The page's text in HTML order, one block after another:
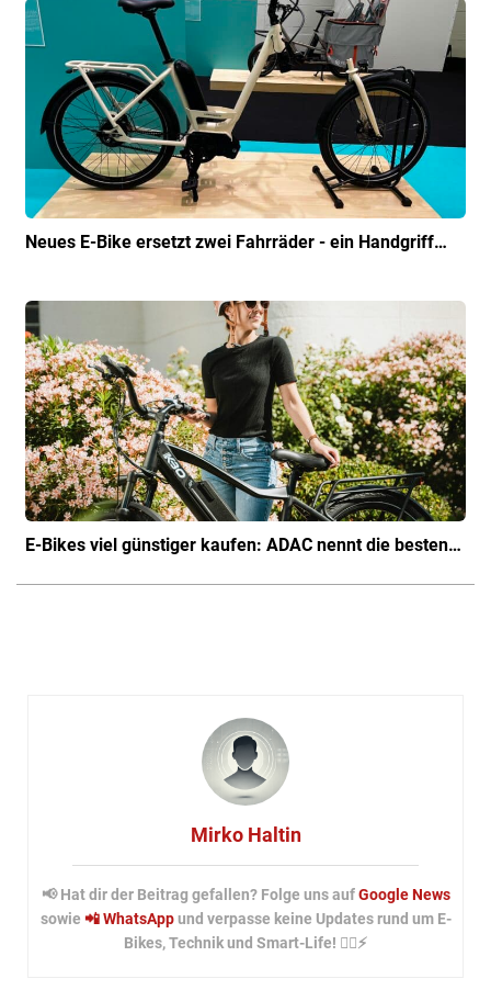
Neues E-Bike ersetzt zwei Fahrräder - ein Handgriff…
E-Bikes viel günstiger kaufen: ADAC nennt die besten…
Mirko Haltin
📢 Hat dir der Beitrag gefallen? Folge uns aufGoogle News
sowie 📲 WhatsAppund verpasse keine Updates rund um E-
Bikes, Technik und Smart-Life! 🚴‍♂️⚡